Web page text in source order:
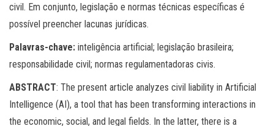
civil. Em conjunto, legislação e normas técnicas específicas é
possível preencher lacunas jurídicas.
Palavras-chave: inteligência artificial; legislação brasileira;
responsabilidade civil; normas regulamentadoras civis.
ABSTRACT: The present article analyzes civil liability in Artificial
Intelligence (AI), a tool that has been transforming interactions in
the economic, social, and legal fields. In the latter, there is a